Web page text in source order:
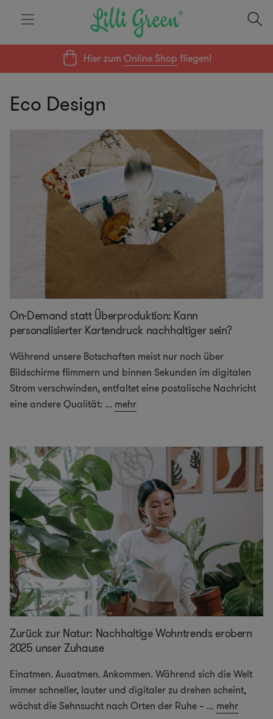
Hier zumOnline Shop fliegen!
Eco Design
On-Demand statt Überproduktion: Kann
personalisierter Kartendruck nachhaltiger sein?
Während unsere Botschaften meist nur noch über
Bildschirme flimmern und binnen Sekunden im digitalen
Strom verschwinden, entfaltet eine postalische Nachricht
eine andere Qualität: ... mehr
Zurück zur Natur: Nachhaltige Wohntrends erobern
2025 unser Zuhause
Einatmen. Ausatmen. Ankommen. Während sich die Welt
immer schneller, lauter und digitaler zu drehen scheint,
wächst die Sehnsucht nach Orten der Ruhe – ... mehr